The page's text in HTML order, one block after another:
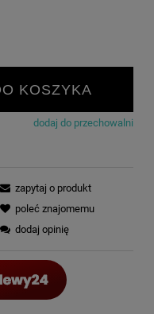
KOSZYKA
dodaj do przechowalni
zapytaj o produkt
poleć znajomemu
dodaj opinię